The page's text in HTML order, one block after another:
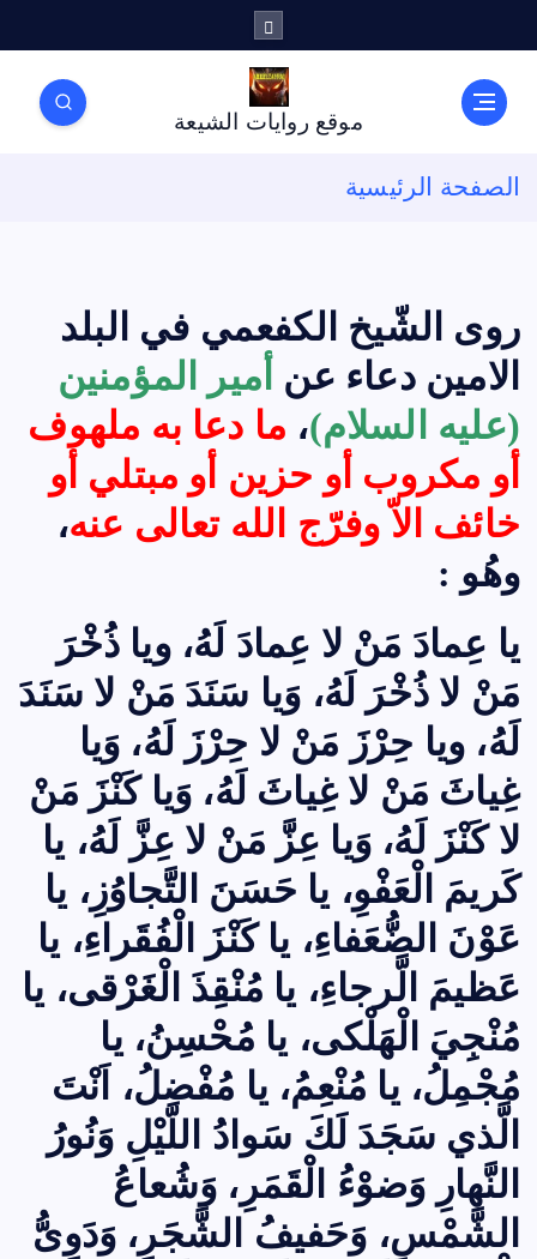
ل
موقع روايات الشيعة
الصفحة الرئيسية
روى الشّيخ الكفعمي في البلد
الامين دعاء عن أمير المؤمنين
(عليه السلام)، ما دعا به ملهوف
أو مكروب أو حزين أو مبتلي أو
خائف الاّ وفرّج الله تعالى عنه،
وهُو :
يا عِمادَ مَنْ لا عِمادَ لَهُ، ويا ذُخْرَ
مَنْ لا ذُخْرَ لَهُ، وَيا سَنَدَ مَنْ لا سَنَدَ
لَهُ، ويا حِرْزَ مَنْ لا حِرْزَ لَهُ، وَيا
غِياثَ مَنْ لا غِياثَ لَهُ، وَيا كَنْزَ مَنْ
لا كَنْزَ لَهُ، وَيا عِزَّ مَنْ لا عِزَّ لَهُ، يا
كَريمَ الْعَفْوِ، يا حَسَنَ التَّجاوُزِ، يا
عَوْنَ الضُّعَفاءِ، يا كَنْزَ الْفُقَراءِ، يا
عَظيمَ الَّرجاءِ، يا مُنْقِذَ الْغَرْقى، يا
مُنْجِيَ الْهَلْكى، يا مُحْسِنُ، يا
مُجْمِلُ، يا مُنْعِمُ، يا مُفْضِلُ، اَنْتَ
الَّذي سَجَدَ لَكَ سَوادُ اللّيْلِ وَنُورُ
النَّهارِ وَضوْءُ الْقَمَرِ، وَشُعاعُ
الشَّمْسِ، وَحَفيفُ الشَّجَرِ، وَدَوِىُّ